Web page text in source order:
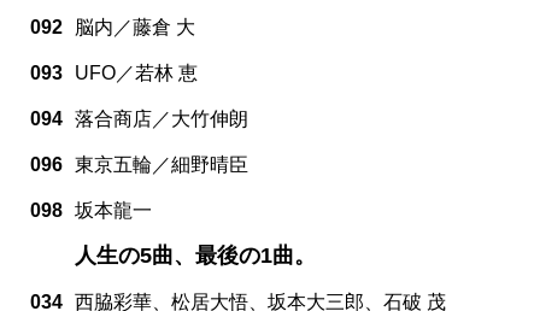
092 脳内／藤倉 大
093 UFO／若林 恵
094 落合商店／大竹伸朗
096 東京五輪／細野晴臣
098 坂本龍一
人生の5曲、最後の1曲。
034 西脇彩華、松居大悟、坂本大三郎、石破 茂